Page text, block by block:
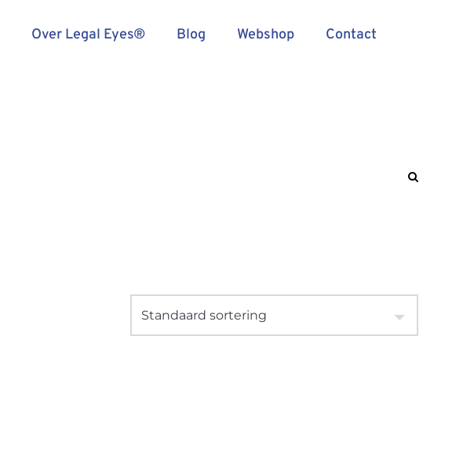
Over Legal Eyes® Blog Webshop Contact